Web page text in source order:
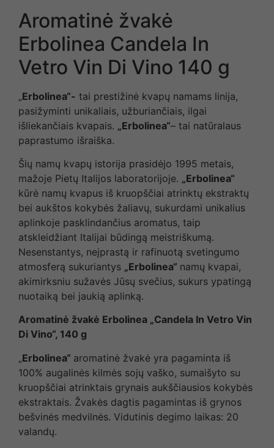
Aromatinė žvakė
Erbolinea Candela In
Vetro Vin Di Vino 140 g
„Erbolinea“- tai prestižinė kvapų namams linija,
pasižyminti unikaliais, užburiančiais, ilgai
išliekančiais kvapais. „Erbolinea“– tai natūralaus
paprastumo išraiška.
Šių namų kvapų istorija prasidėjo 1995 metais,
mažoje Pietų Italijos laboratorijoje. „Erbolinea“
kūrė namų kvapus iš kruopščiai atrinktų ekstraktų
bei aukštos kokybės žaliavų, sukurdami unikalius
aplinkoje pasklindančius aromatus, taip
atskleidžiant Italijai būdingą meistriškumą.
Nesenstantys, neįprastą ir rafinuotą svetingumo
atmosferą sukuriantys „Erbolinea“ namų kvapai,
akimirksniu sužavės Jūsų svečius, sukurs ypatingą
nuotaiką bei jaukią aplinką.
Aromatinė žvakė Erbolinea „Candela In Vetro Vin
Di Vino“, 140 g
„Erbolinea“ aromatinė žvakė yra pagaminta iš
100% augalinės kilmės sojų vaško, sumaišyto su
kruopščiai atrinktais grynais aukščiausios kokybės
ekstraktais. Žvakės dagtis pagamintas iš grynos
bešvinės medvilnės. Vidutinis degimo laikas: 20
valandų.